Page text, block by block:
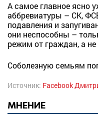
А самое главное ясно
аббревиатуры – СК,
подавления и
они неспособны –
режим от граждан, а
Соболезную семьям
Источник: Facebook
МНЕНИЕ